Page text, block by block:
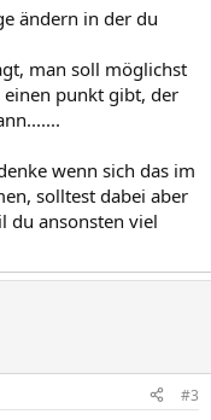
ändern in der du
man soll möglichst
einen punkt gibt, der
wenn sich das im
solltest dabei aber
du ansonsten viel
#3